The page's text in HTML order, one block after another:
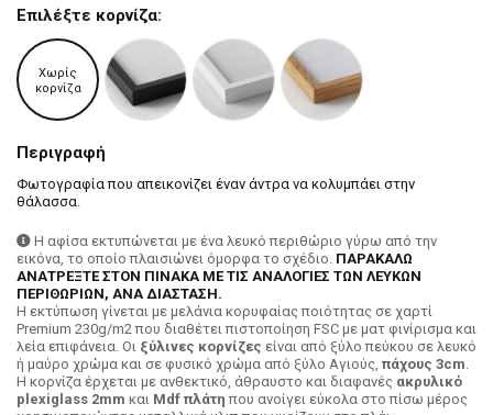
Επιλέξτε κορνίζα:
Χωρίς
κορνίζα
Περιγραφή
Φωτογραφία που απεικονίζει έναν άντρα να κολυμπάει στην
θάλασσα.
Η αφίσα εκτυπώνεται με ένα λευκό περιθώριο γύρω από την
εικόνα, το οποίο πλαισιώνει όμορφα το σχέδιο. ΠΑΡΑΚΑΛΩ
ΑΝΑΤΡΕΞΤΕ ΣΤΟΝ ΠΙΝΑΚΑ ΜΕ ΤΙΣ ΑΝΑΛΟΓΙΕΣ ΤΩΝ ΛΕΥΚΩΝ
ΠΕΡΙΘΩΡΙΩΝ, ΑΝΑ ΔΙΑΣΤΑΣΗ.
H εκτύπωση γίνεται με μελάνια κορυφαίας ποιότητας σε χαρτί
Premium 230g/m2 που διαθέτει πιστοποίηση FSC με ματ φινίρισμα και
λεία επιφάνεια. Οι ξύλινες κορνίζες είναι από ξύλο πεύκου σε λευκό
ή μαύρο χρώμα και σε φυσικό χρώμα από ξύλο Αγιούς, πάχους 3cm.
Η κορνίζα έρχεται με ανθεκτικό, άθραυστο και διαφανές ακρυλικό
plexiglass 2mm και Mdf πλάτη που ανοίγει εύκολα στο πίσω μέρος